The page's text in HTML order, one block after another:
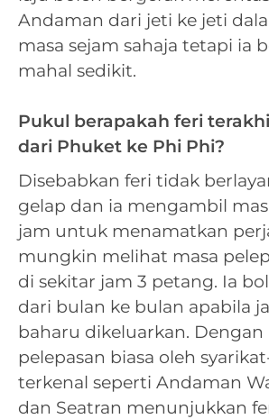
Andaman dari jeti ke jeti
masa sejam sahaja tetapi ia
mahal sedikit.
Pukul berapakah feri
dari Phuket ke Phi Phi?
Disebabkan feri tidak
gelap dan ia mengambil
jam untuk menamatkan
mungkin melihat masa
di sekitar jam 3 petang. Ia
dari bulan ke bulan apabila
baharu dikeluarkan.
pelepasan biasa oleh
terkenal seperti Andaman
dan Seatran menunjukkan